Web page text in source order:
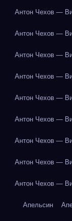
Антон Чехов —
Антон Чехов —
Антон Чехов —
Антон Чехов —
Антон Чехов —
Антон Чехов —
Антон Чехов —
Антон Чехов —
Антон Чехов —
Апельсин